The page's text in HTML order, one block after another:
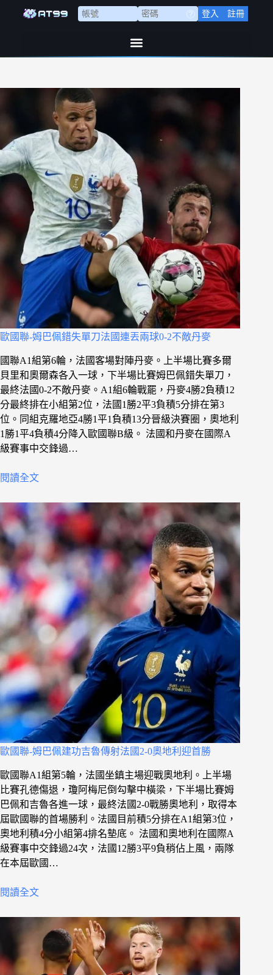
登入 註冊
歐國聯-姆巴佩錯失單刀法國連丟兩球0-2不敵丹麥
國聯A1組第6輪，法國客場對陣丹麥。上半場比賽多爾
貝里和奧爾森各入一球，下半場比賽姆巴佩錯失單刀，
最終法國0-2不敵丹麥。A1組6輪戰罷，丹麥4勝2負積12
分最終排在小組第2位，法國1勝2平3負積5分排在第3
位。同組克羅地亞4勝1平1負積13分晉級決賽圈，奧地利
1勝1平4負積4分降入歐國聯B級。 法國和丹麥在國際A
級賽事中交鋒過…
閱讀全文
歐國聯-姆巴佩建功吉魯傳射法國2-0奧地利迎首勝
歐國聯A1組第5輪，法國坐鎮主場迎戰奧地利。上半場
比賽孔德傷退，瓊阿梅尼倒勾擊中橫梁，下半場比賽姆
巴佩和吉魯各進一球，最終法國2-0戰勝奧地利，取得本
屆歐國聯的首場勝利。法國目前積5分排在A1組第3位，
奧地利積4分小組第4排名墊底。 法國和奧地利在國際A
級賽事中交鋒過24次，法國12勝3平9負稍佔上風，兩隊
在本屆歐國…
閱讀全文